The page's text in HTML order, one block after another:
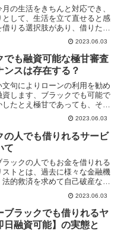
の生活をきちんと対応でき、
して、生活を立て直せると感
りる選択肢があり、借りたい
ったときに、融資を...2023.06.03
でも融資可能な極甘審査
ンスは存在する？
句によりローンの利用を勧め
します、ブラックでも可能で
たとえ極甘であっても、それ
ょう。ローンには絶...2023.06.03
の人でも借りれるサービ
て
ックの人でもお金を借りれる
トとは、過去に様々な金融機
的救済を求めて自己破産など
た人が掲載されるリ...2023.06.03
ブラックでも借りれるヤ
日融資可能】の実態と